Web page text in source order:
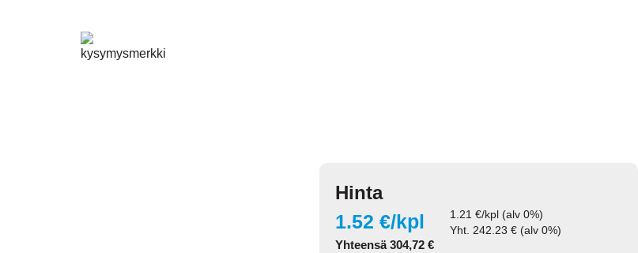
Hinta
1.52 €/kpl
Yhteensä304,72€
1.21€/kpl (alv 0%)
Yht. 242.23 € (alv 0%)